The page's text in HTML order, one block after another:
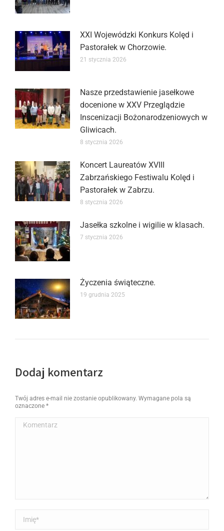
XXI Wojewódzki Konkurs Kolęd i
Pastorałek w Chorzowie.
21 stycznia 2026
Nasze przedstawienie jasełkowe
docenione w XXV Przeglądzie
Inscenizacji Bożonarodzeniowych w
Gliwicach.
8 stycznia 2026
Koncert Laureatów XVIII
Zabrzańskiego Festiwalu Kolęd i
Pastorałek w Zabrzu.
8 stycznia 2026
Jasełka szkolne i wigilie w klasach.
7 stycznia 2026
Życzenia świąteczne.
19 grudnia 2025
Dodaj komentarz
Twój adres e-mail nie zostanie opublikowany. Wymagane pola są
oznaczone *
Komentarz
Imię *